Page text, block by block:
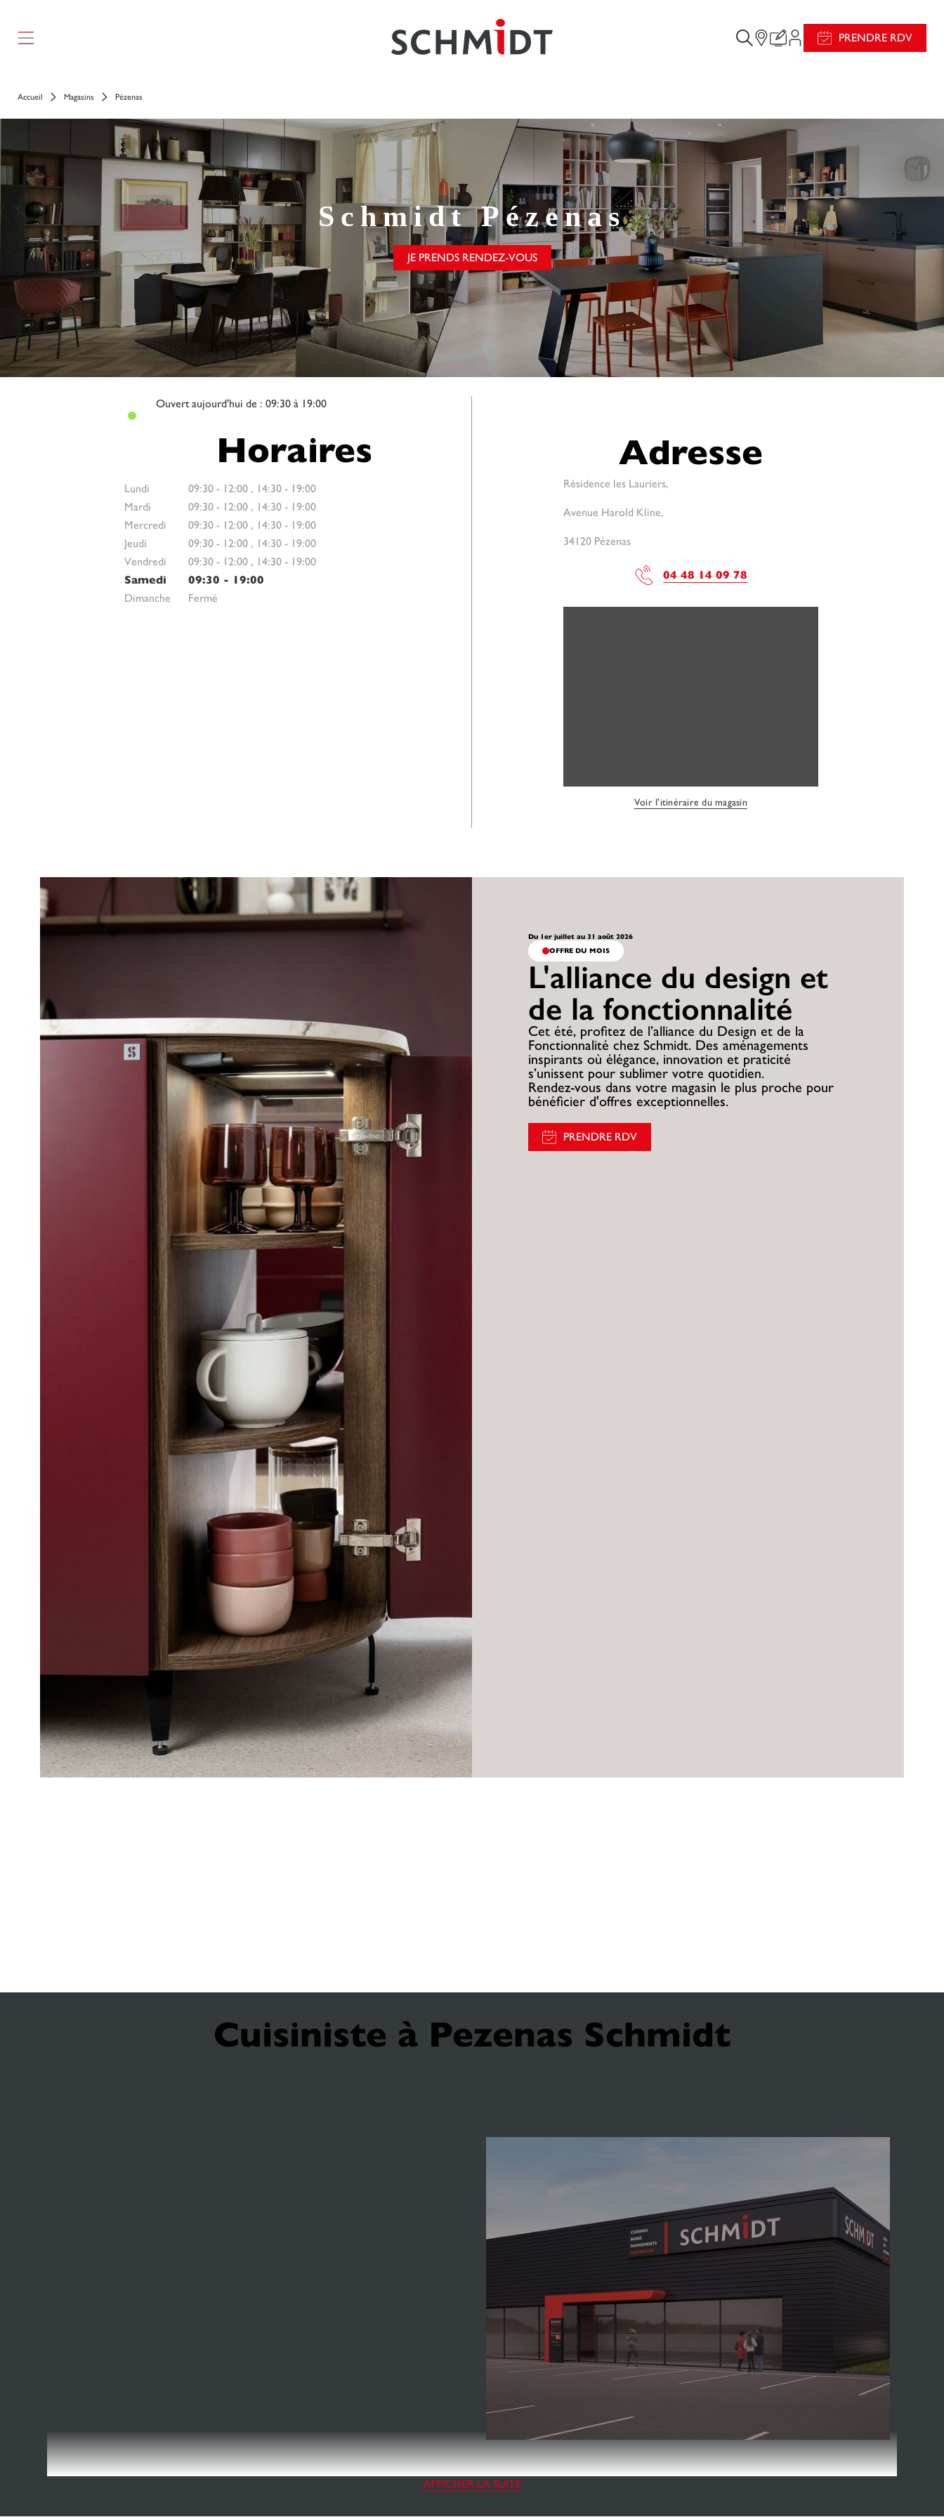
PRENDRE RDV
Accueil Magasins Pézenas
SchmidtPézenas
JE PRENDS RENDEZ-VOUS
Ouvertaujourd'hui de : 09:30 à 19:00
Horaires
Lundi 09:30 - 12:00 , 14:30 - 19:00
Mardi
09:30 - 12:00 , 14:30 - 19:00
Mercredi
09:30 - 12:00 , 14:30 - 19:00
Jeudi
09:30 - 12:00 , 14:30 - 19:00
Vendredi
09:30 - 12:00 , 14:30 - 19:00
Samedi
09:30 - 19:00
Dimanche
Fermé
Adresse
Résidence les Lauriers,
Avenue Harold Kline,
34120 Pézenas
04 48 14 09 78
Voir l'itinéraire du magasin
Du 1er juillet au 31 août 2026
OFFRE DU MOIS
L'alliance du design et
de la fonctionnalité
Cet été, profitez de l’alliance du Design et de la
Fonctionnalité chez Schmidt. Des aménagements
inspirants où élégance, innovation et praticité
s’unissent pour sublimer votre quotidien.
Rendez-vous dans votre magasin le plus proche pour
bénéficier d'offres exceptionnelles.
PRENDRE RDV
Cuisiniste à Pezenas Schmidt
AFFICHER LA SUITE